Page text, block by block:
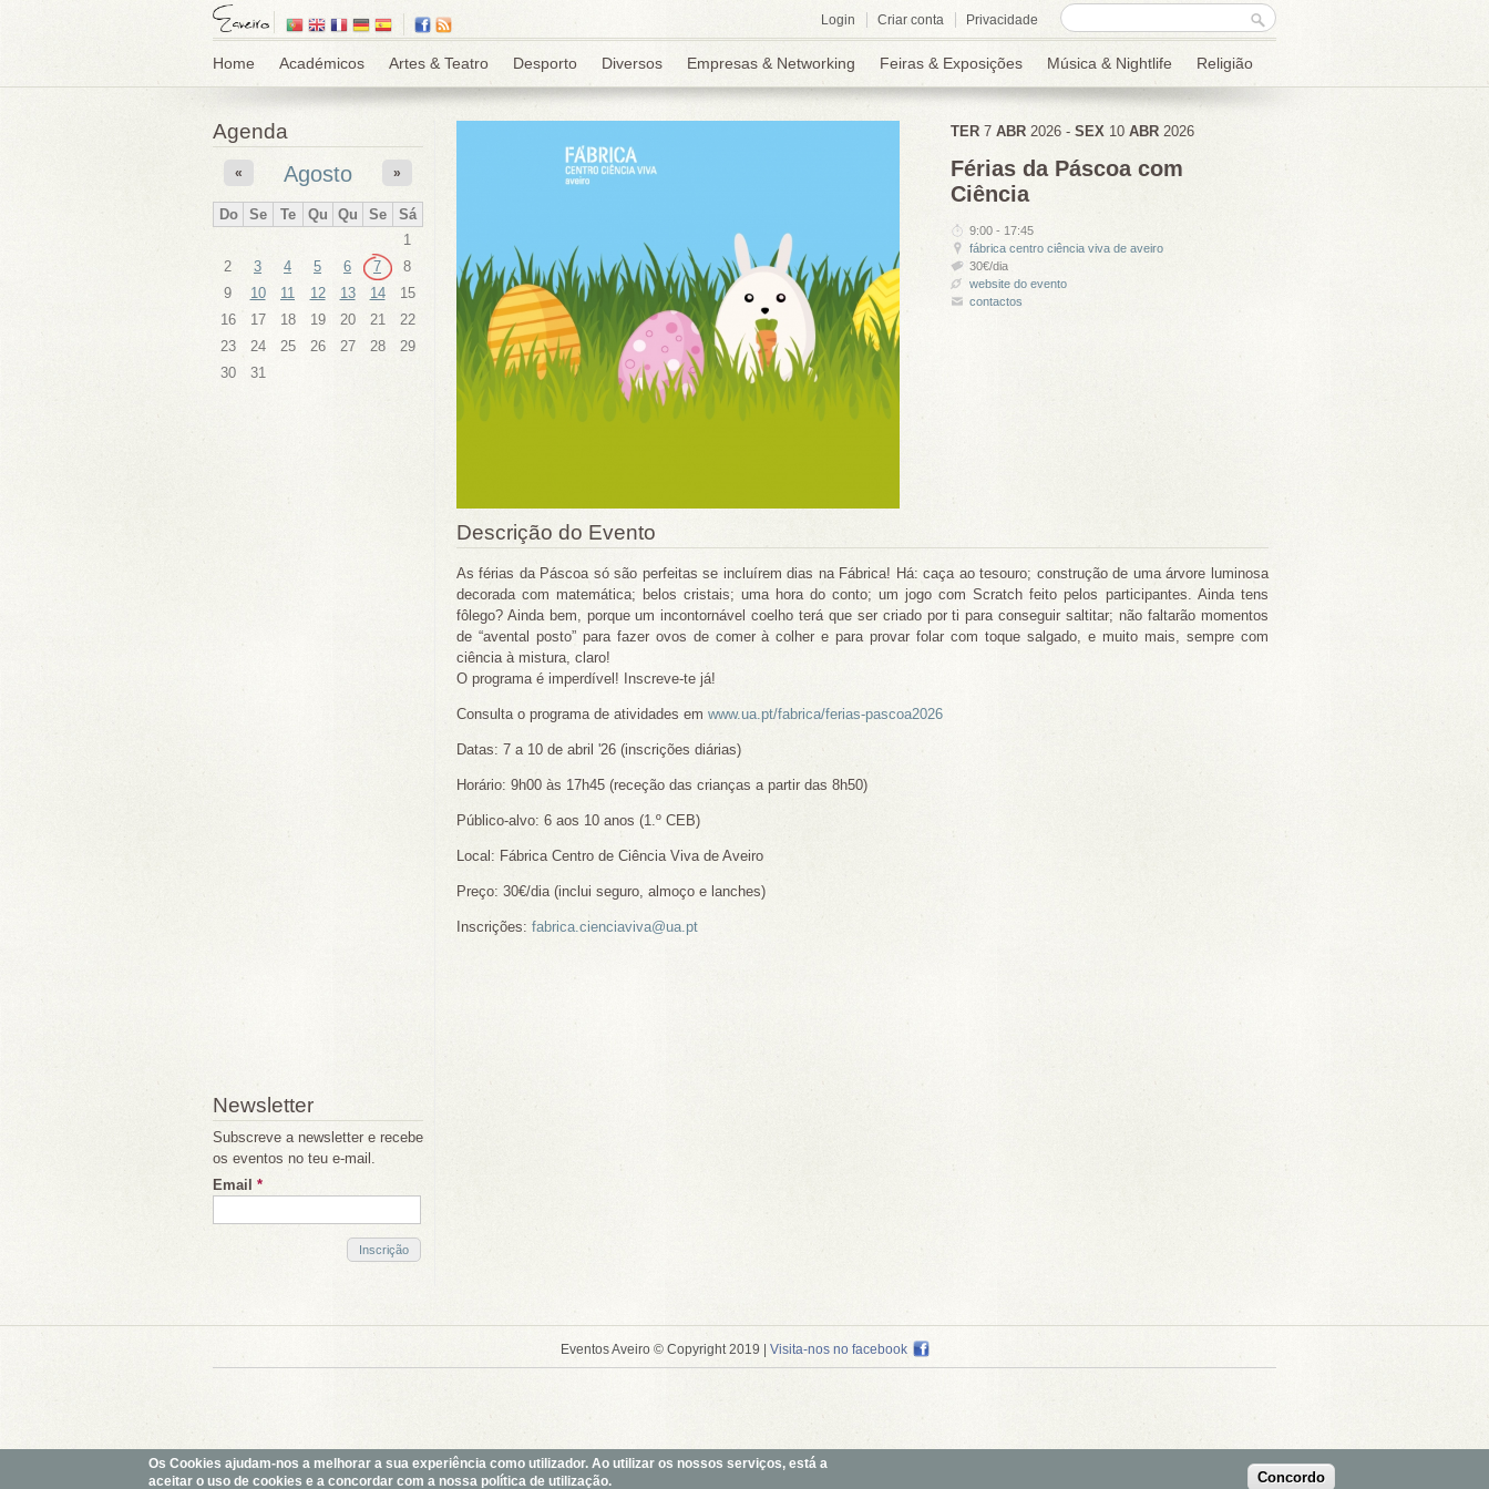
Formulário de
procura
Procurar
Login Criar conta Privacidade
Home Académicos Artes & Teatro Desporto Diversos Empresas & Networking Feiras & Exposições Música & Nightlife Religião
Agenda
Agosto
« »
Do Se Te Qu Qu Se
Sá
1
2
3 4 5 6 7
8
9
10 11 12 13 14
15
16
17 18 19 20 21
22
23
24 25 26 27 28
29
30
31
Newsletter
Subscreve a newsletter e recebe
os eventos no teu e-mail.
Email *
TER7 ABR2026- SEX10 ABR2026
Férias da Páscoa com
Ciência
9:00- 17:45
fábrica centro ciência viva de aveiro
30€/dia
website do evento
contactos
Descrição do Evento
As férias da Páscoa só são perfeitas se incluírem dias na Fábrica! Há: caça ao tesouro; construção de uma árvore luminosa
decorada com matemática; belos cristais; uma hora do conto; um jogo com Scratch feito pelos participantes. Ainda tens
fôlego? Ainda bem, porque um incontornável coelho terá que ser criado por ti para conseguir saltitar; não faltarão momentos
de “avental posto” para fazer ovos de comer à colher e para provar folar com toque salgado, e muito mais, sempre com
ciência à mistura, claro!
O programa é imperdível! Inscreve-te já!
Consulta o programa de atividades em www.ua.pt/fabrica/ferias-pascoa2026
Datas: 7 a 10 de abril '26 (inscrições diárias)
Horário: 9h00 às 17h45 (receção das crianças a partir das 8h50)
Público-alvo: 6 aos 10 anos (1.º CEB)
Local: Fábrica Centro de Ciência Viva de Aveiro
Preço: 30€/dia (inclui seguro, almoço e lanches)
Inscrições: fabrica.cienciaviva@ua.pt
Eventos Aveiro © Copyright 2019 | Visita-nos no facebook
Os Cookies ajudam-nos a melhorar a sua experiência como utilizador. Ao utilizar os nossos serviços, está a
aceitar o uso de cookies e a concordar com a nossa política de utilização.
Concordo